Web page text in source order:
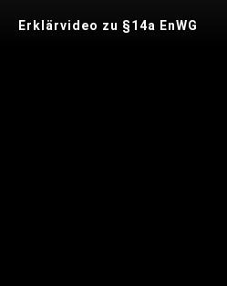
Erklärvideo zu §14a EnWG